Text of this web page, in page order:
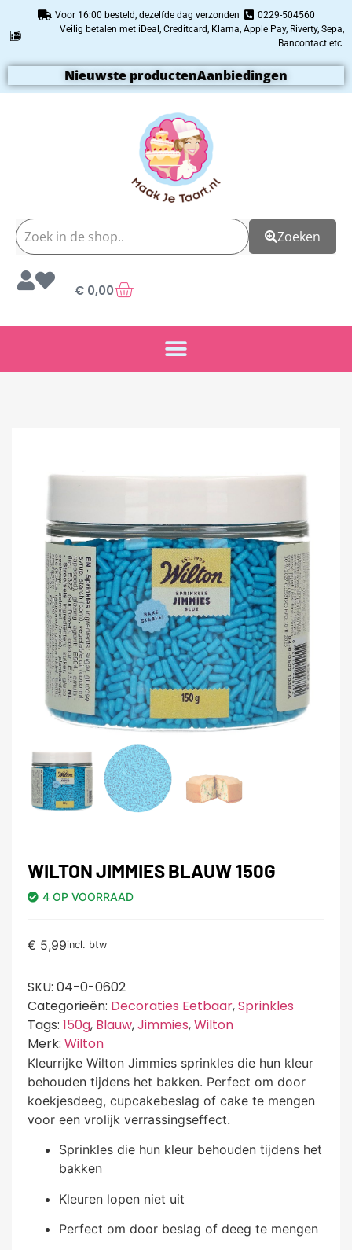
Voor 16:00 besteld, dezelfde dag verzonden
0229-504560
Veilig betalen met iDeal, Creditcard, Klarna, Apple Pay, Riverty, Sepa,
Bancontact etc.
Nieuwste productenAanbiedingen
Zoeken
€ 0,00
WILTON JIMMIES BLAUW 150G
4 OP VOORRAAD
€ 5,99incl. btw
SKU: 04-0-0602
Categorieën: Decoraties Eetbaar,Sprinkles
Tags: 150g, Blauw,Jimmies,Wilton
Merk: Wilton
Kleurrijke Wilton Jimmies sprinkles die hun kleur
behouden tijdens het bakken. Perfect om door
koekjesdeeg, cupcakebeslag of cake te mengen
voor een vrolijk verrassingseffect.
Sprinkles die hun kleur behouden tijdens het
bakken
Kleuren lopen niet uit
Perfect om door beslag of deeg te mengen